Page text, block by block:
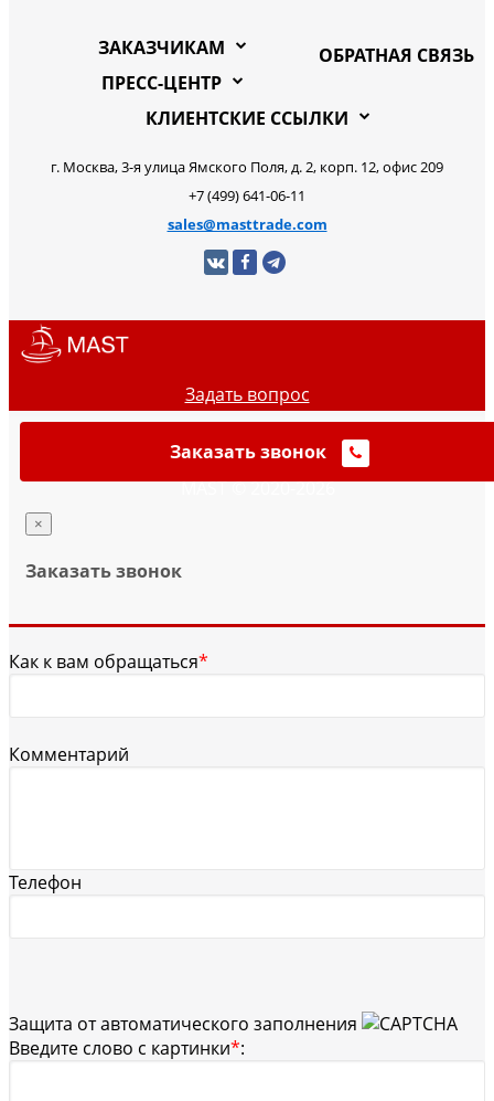
ОБРАТНАЯ СВЯЗЬ
ЗАКАЗЧИКАМ
ПРЕСС-ЦЕНТР
КЛИЕНТСКИЕ ССЫЛКИ
г. Москва, 3-я улица Ямского Поля, д. 2, корп. 12, офис 209
+7 (499) 641-06-11
sales@masttrade.com
Задать вопрос
Заказать звонок
MAST © 2020-2026
×
Заказать звонок
Как к вам обращаться*
Комментарий
Телефон
Защита от автоматического заполнения
Введите слово с картинки*: